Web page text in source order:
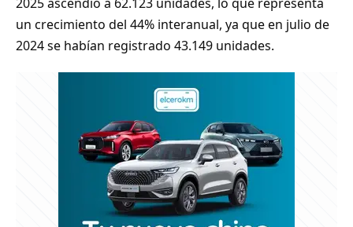
un crecimiento del 44% interanual, ya que en julio de
2024 se habían registrado 43.149 unidades.